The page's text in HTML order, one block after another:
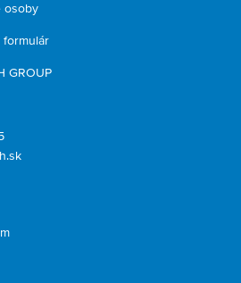
osoby
formulár
GROUP